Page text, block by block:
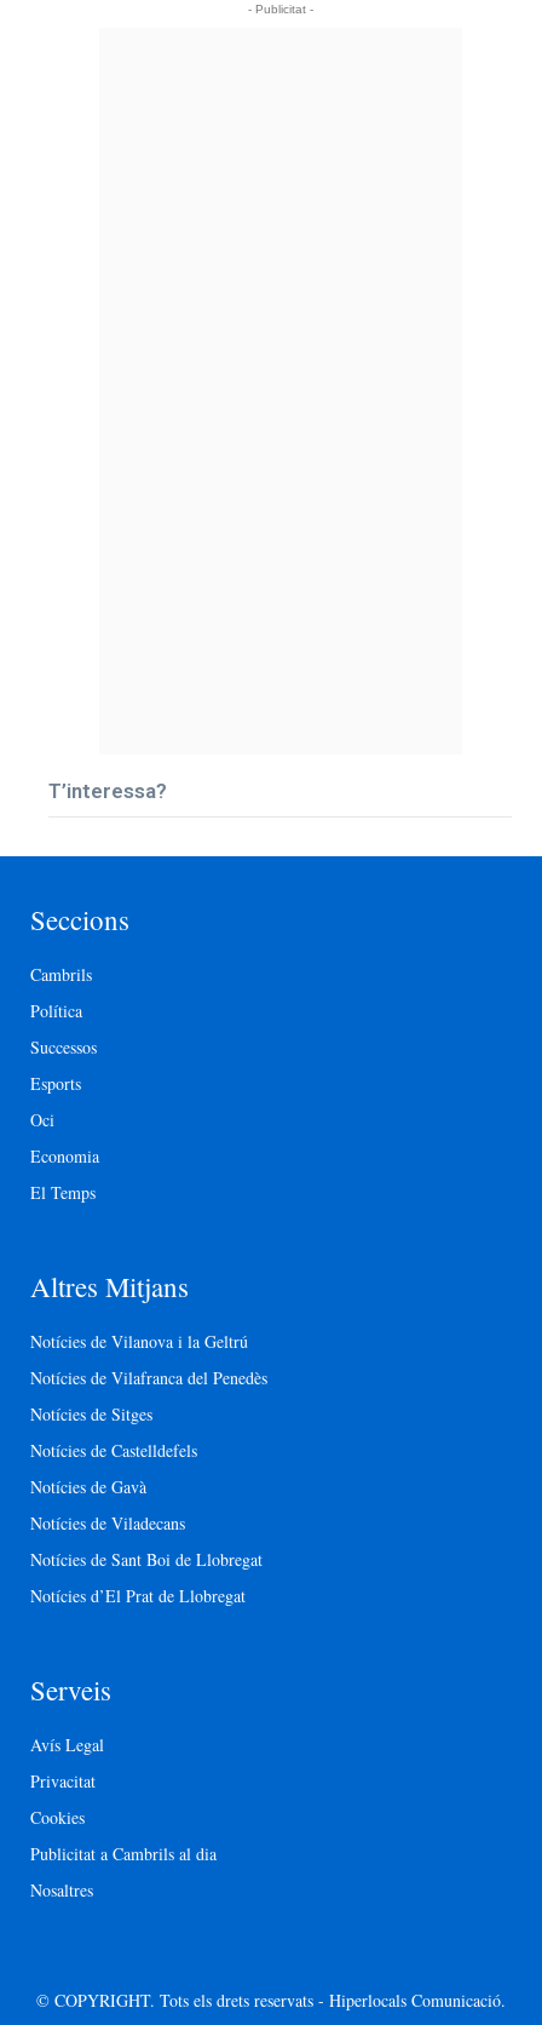
- Publicitat -
T’interessa?
Seccions
Cambrils
Política
Successos
Esports
Oci
Economia
El Temps
Altres Mitjans
Notícies de Vilanova i la Geltrú
Notícies de Vilafranca del Penedès
Notícies de Sitges
Notícies de Castelldefels
Notícies de Gavà
Notícies de Viladecans
Notícies de Sant Boi de Llobregat
Notícies d’El Prat de Llobregat
Serveis
Avís Legal
Privacitat
Cookies
Publicitat a Cambrils al dia
Nosaltres
© COPYRIGHT. Tots els drets reservats - Hiperlocals Comunicació.